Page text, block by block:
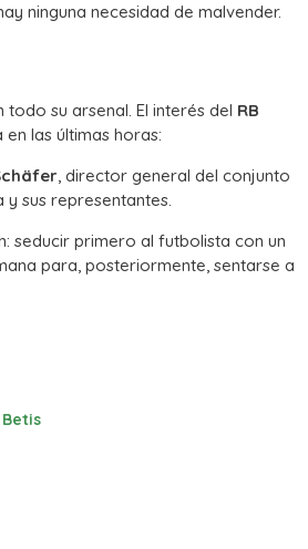
ninguna necesidad de malvender.
su arsenal. El interés del RB
las últimas horas:
, director general del conjunto
sus representantes.
seducir primero al futbolista con un
para, posteriormente, sentarse a